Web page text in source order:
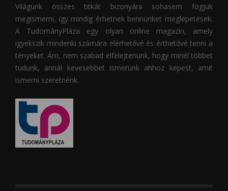
Világunk összes titkát bizonyára sohasem fogjuk
megismerni, így mindig érhetnek bennünket meglepetések.
A TudományPláza egy olyan online magazin, amely
igyekszik mindenki számára elérhetővé és érthetővé tenni a
tényeket. Ám, nem szabad elfelejtenünk, hogy minél többet
tudunk, annál kevesebbet ismerünk ahhoz képest, amit
ismerni szeretnénk.